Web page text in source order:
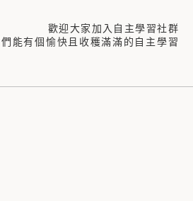
入自主學習社群
能有個愉快且收穫滿滿的自主學習